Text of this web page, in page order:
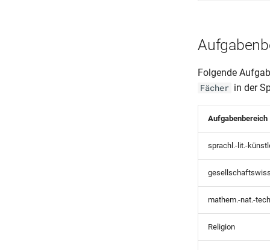
Folgende
Fächer in der
Aufgabenbereich
sprachl.-lit.-
mathem.-nat.-
Religion